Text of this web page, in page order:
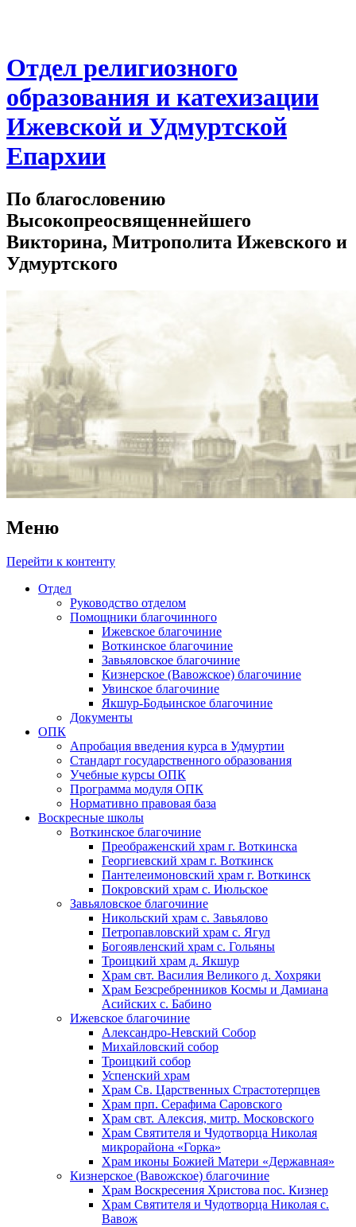
Отдел религиозного
образования и катехизации
Ижевской и Удмуртской
Епархии
По благословению
Высокопреосвященнейшего
Викторина, Митрополита Ижевского и
Удмуртского
Меню
Перейти к контенту
Отдел
Руководство отделом
Помощники благочинного
Ижевское благочиние
Воткинское благочиние
Завьяловское благочиние
Кизнерское (Вавожское) благочиние
Увинское благочиние
Якшур-Бодьинское благочиние
Документы
ОПК
Апробация введения курса в Удмуртии
Стандарт государственного образования
Учебные курсы ОПК
Программа модуля ОПК
Нормативно правовая база
Воскресные школы
Воткинское благочиние
Преображенский храм г. Воткинска
Георгиевский храм г. Воткинск
Пантелеимоновский храм г. Воткинск
Покровский храм с. Июльское
Завьяловское благочиние
Никольский храм с. Завьялово
Петропавловский храм с. Ягул
Богоявленский храм с. Гольяны
Троицкий храм д. Якшур
Храм свт. Василия Великого д. Хохряки
Храм Безсребренников Космы и Дамиана
Асийских с. Бабино
Ижевское благочиние
Александро-Невский Собор
Михайловский собор
Троицкий собор
Успенский храм
Храм Св. Царственных Страстотерпцев
Храм прп. Серафима Саровского
Храм свт. Алексия, митр. Московского
Храм Святителя и Чудотворца Николая
микрорайона «Горка»
Храм иконы Божией Матери «Державная»
Кизнерское (Вавожское) благочиние
Храм Воскресения Христова пос. Кизнер
Храм Святителя и Чудотворца Николая с.
Вавож